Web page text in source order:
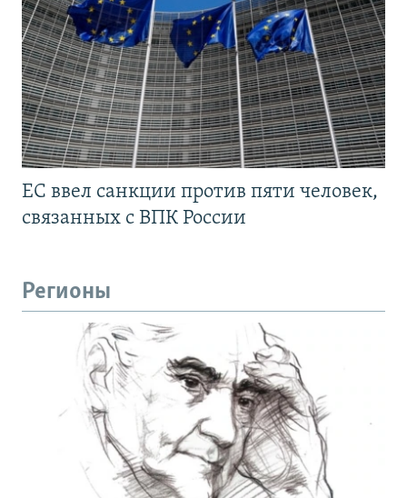
ЕС ввел санкции против пяти человек,
связанных с ВПК России
Регионы